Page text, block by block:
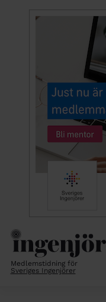
Medlemstidning för
Sveriges Ingenjörer